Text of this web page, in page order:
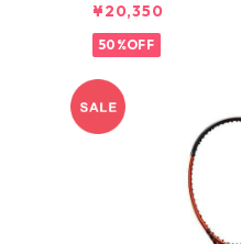
¥20,350
50%OFF